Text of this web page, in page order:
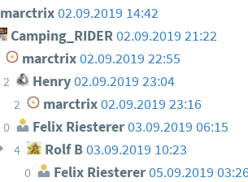
marctrix02.09.2019 14:42
Camping_RIDER02.09.2019 21:22
marctrix 02.09.2019 22:55
2 Henry02.09.2019 23:04
2 marctrix02.09.2019 23:16
0 Felix Riesterer03.09.2019 06:15
4 Rolf B03.09.2019 10:23
0 Felix Riesterer05.09.2019